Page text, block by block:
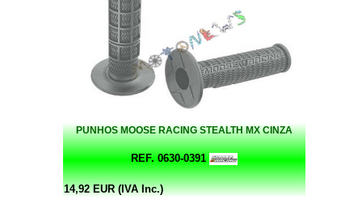
PUNHOS MOOSE RACING STEALTH MX CINZA
REF. 0630-0391
14,92 EUR (IVA Inc.)